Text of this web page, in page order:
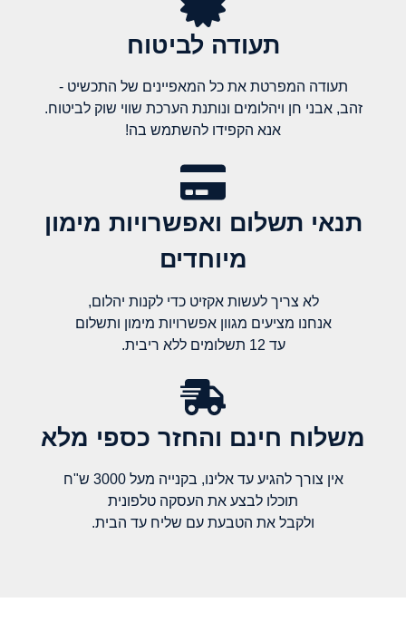
תעודה לביטוח
תעודה המפרטת את כל המאפיינים של התכשיט -
זהב, אבני חן ויהלומים ונותנת הערכת שווי שוק לביטוח.
אנא הקפידו להשתמש בה!
תנאי תשלום ואפשרויות מימון
מיוחדים
לא צריך לעשות אקזיט כדי לקנות יהלום,
אנחנו מציעים מגוון אפשרויות מימון ותשלום
עד 12 תשלומים ללא ריבית.
משלוח חינם והחזר כספי מלא​
אין צורך להגיע עד אלינו, בקנייה מעל 3000 ש"ח
תוכלו לבצע את העסקה טלפונית
ולקבל את הטבעת עם שליח עד הבית.